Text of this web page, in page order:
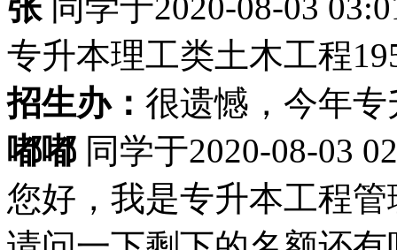
专升本理工类土木工程
招生办： 很遗憾，今年
嘟嘟 同学于2020-08-03
您好，我是专升本工程